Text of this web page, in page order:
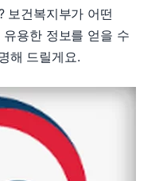
보건복지부가 어떤
용한 정보를 얻을 수
해 드릴게요.